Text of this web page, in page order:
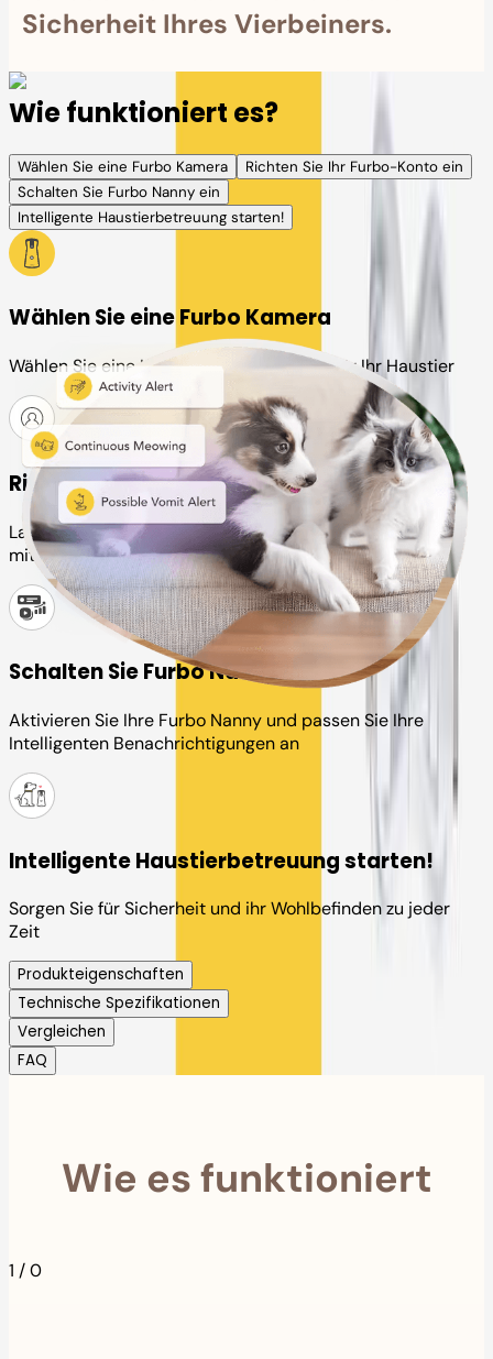
Sicherheit Ihres Vierbeiners.
Wie funktioniert es?
Wählen Sie eine Furbo Kamera
Richten Sie Ihr Furbo-Konto ein
Schalten Sie Furbo Nanny ein
Intelligente Haustierbetreuung starten!
Wählen Sie eine Furbo Kamera
Wählen Sie eine Kamera oder einen Plan für Ihr Haustier
Richten Sie Ihr Furbo-Konto ein
Laden Sie die Furbo App herunter und verbinden Sie sie
mit Ihrer Kamera
Schalten Sie Furbo Nanny ein
Aktivieren Sie Ihre Furbo Nanny und passen Sie Ihre
Intelligenten Benachrichtigungen an
Intelligente Haustierbetreuung starten!
Sorgen Sie für Sicherheit und ihr Wohlbefinden zu jeder
Zeit
Produkteigenschaften
Technische Spezifikationen
Vergleichen
FAQ
Wie es funktioniert
1 /0